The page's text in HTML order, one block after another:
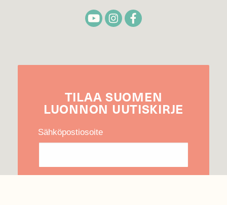
TILAA SUOMEN
LUONNON UUTIS­KIRJE
Sähköpostiosoite